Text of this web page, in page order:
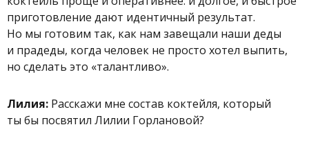
приготовление дают идентичный результат.
Но мы готовим так, как нам завещали наши деды
и прадеды, когда человек не просто хотел выпить,
но сделать это «талантливо».
Лилия: Расскажи мне состав коктейля, который
ты бы посвятил Лилии Горлановой?